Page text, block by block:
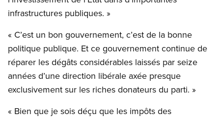
infrastructures publiques. »
« C’est un bon gouvernement, c’est de la bonne
politique publique. Et ce gouvernement continue de
réparer les dégâts considérables laissés par seize
années d’une direction libérale axée presque
exclusivement sur les riches donateurs du parti. »
« Bien que je sois déçu que les impôts des